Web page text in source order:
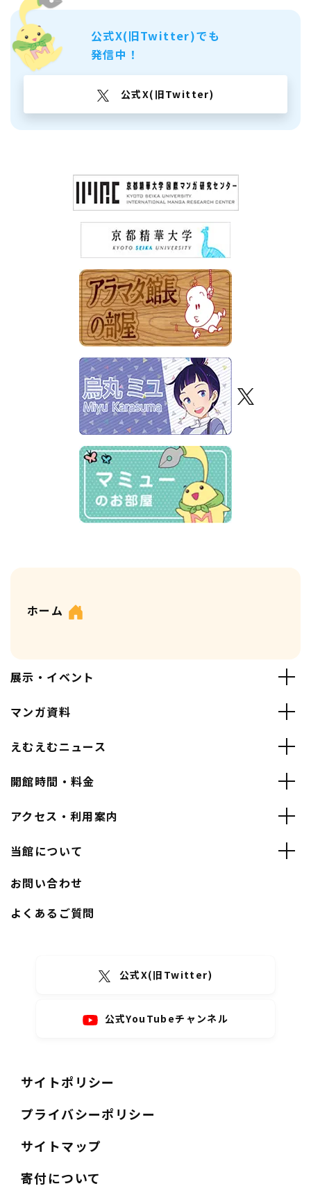
公式X(旧Twitter)でも
発信中！
公式X(旧Twitter)
ホーム
展示・イベント
マンガ資料
えむえむニュース
開館時間・料金
アクセス・利用案内
当館について
お問い合わせ
よくあるご質問
公式X(旧Twitter)
公式YouTubeチャンネル
サイトポリシー
プライバシーポリシー
サイトマップ
寄付について